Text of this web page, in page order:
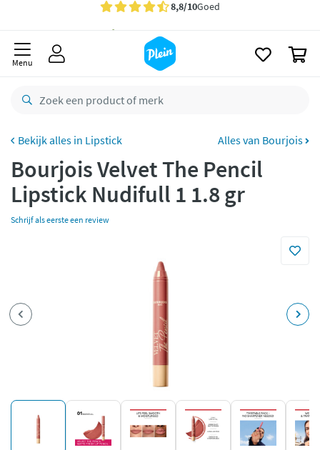
Gratisbezorging vanaf 35,- *
besteld,
Gratisretourneren
Betaal met Klarna
Menu
Lipstick Alles van Bourjois
Bourjois Velvet The Pencil
Lipstick Nudifull 1 1.8 gr
Schrijf als eerste een review